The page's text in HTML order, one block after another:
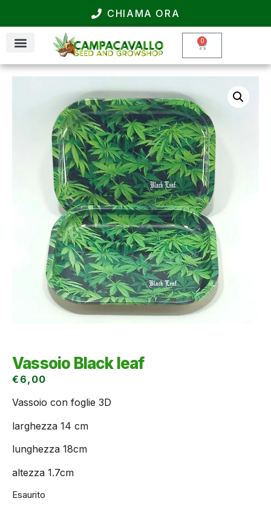
CHIAMA ORA
0
Vassoio Black leaf
€ 6,00
Vassoio con foglie 3D
larghezza 14 cm
lunghezza 18cm
altezza 1.7cm
Esaurito